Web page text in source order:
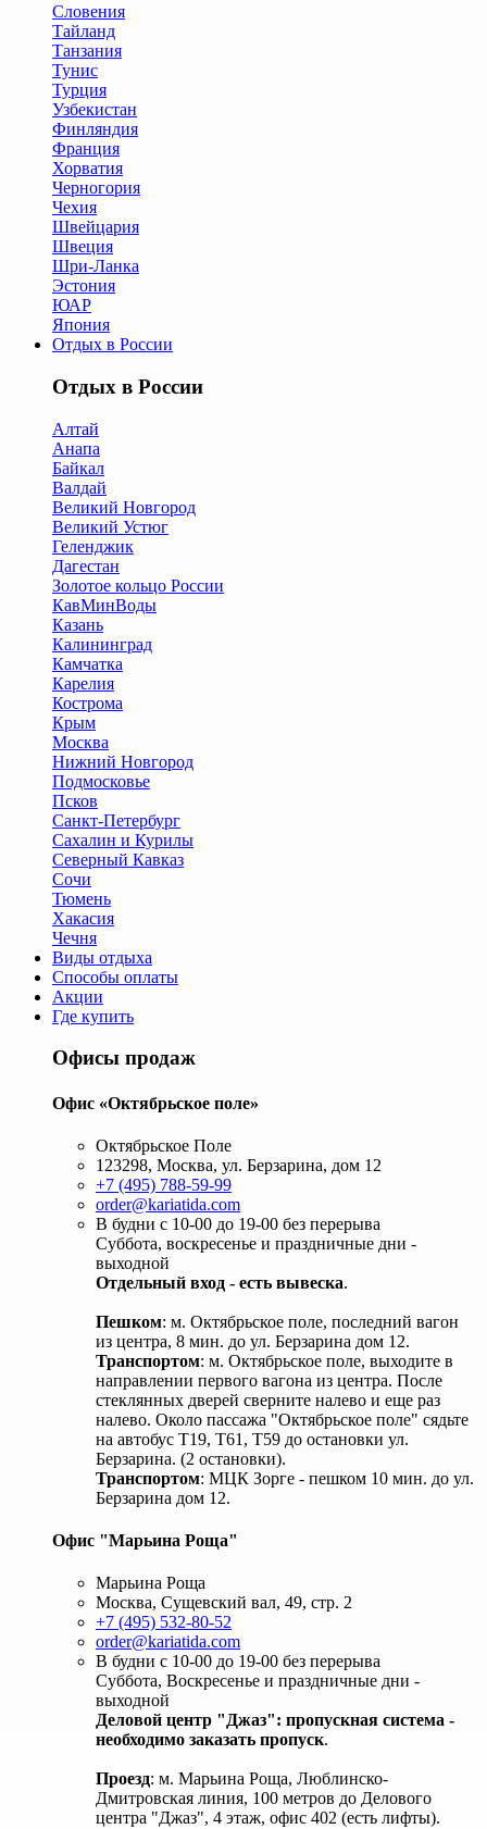
Словения
Тайланд
Танзания
Тунис
Турция
Узбекистан
Финляндия
Франция
Хорватия
Черногория
Чехия
Швейцария
Швеция
Шри-Ланка
Эстония
ЮАР
Япония
Отдых в России
Отдых в России
Алтай
Анапа
Байкал
Валдай
Великий Новгород
Великий Устюг
Геленджик
Дагестан
Золотое кольцо России
КавМинВоды
Казань
Калининград
Камчатка
Карелия
Кострома
Крым
Москва
Нижний Новгород
Подмосковье
Псков
Санкт-Петербург
Сахалин и Курилы
Северный Кавказ
Сочи
Тюмень
Хакасия
Чечня
Виды отдыха
Способы оплаты
Акции
Где купить
Офисы продаж
Офис «Октябрьское поле»
Октябрьское Поле
123298, Москва, ул. Берзарина, дом 12
+7 (495) 788-59-99
order@kariatida.com
В будни с 10-00 до 19-00 без перерыва
Суббота, воскресенье и праздничные дни -
выходной
Отдельный вход - есть вывеска.
Пешком: м. Октябрьское поле, последний вагон
из центра, 8 мин. до ул. Берзарина дом 12.
Транспортом: м. Октябрьское поле, выходите в
направлении первого вагона из центра. После
стеклянных дверей сверните налево и еще раз
налево. Около пассажа "Октябрьское поле" сядьте
на автобус Т19, Т61, Т59 до остановки ул.
Берзарина. (2 остановки).
Транспортом: МЦК Зорге - пешком 10 мин. до ул.
Берзарина дом 12.
Офис "Марьина Роща"
Марьина Роща
Москва, Сущевский вал, 49, стр. 2
+7 (495) 532-80-52
order@kariatida.com
В будни с 10-00 до 19-00 без перерыва
Суббота, Воскресенье и праздничные дни -
выходной
Деловой центр "Джаз": пропускная система -
необходимо заказать пропуск.
Проезд: м. Марьина Роща, Люблинско-
Дмитровская линия, 100 метров до Делового
центра "Джаз", 4 этаж, офис 402 (есть лифты).